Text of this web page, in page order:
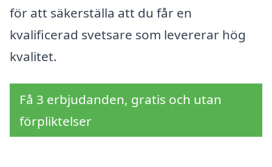
för att säkerställa att du får en
kvalificerad svetsare som levererar hög
kvalitet.
Få 3 erbjudanden, gratis och utan
förpliktelser